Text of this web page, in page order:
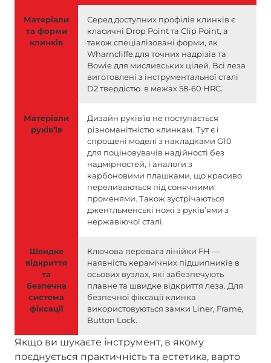
Матеріали
та форми
клинків
Серед доступних профілів клинків є
класичні Drop Point та Clip Point, а
також спеціалізовані форми, як
Wharncliffe для точних надрізів та
Bowie для мисливських цілей. Всі леза
виготовлені з інструментальної сталі
D2 твердістю в межах 58-60 HRC.
Матеріали
руківʼїв
Дизайн руківʼїв не поступається
різноманітністю клинкам. Тут є і
спрощені моделі з накладками G10
для поціновувачів надійності без
надмірностей, і аналоги з
карбоновими плашками, що красиво
переливаються під сонячними
променями. Також зустрічаються
джентльменські ножі з руківʼями з
нержавіючої сталі.
Швидке
відкриття
та
безпечна
система
фіксації
Ключова перевага лінійки FH —
наявність керамічних підшипників в
осьових вузлах, які забезпечують
плавне та швидке відкриття леза. Для
безпечної фіксації клинка
використовуються замки Liner, Frame,
Button Lock.
Якщо ви шукаєте інструмент, в якому
поєднується практичність та естетика, варто